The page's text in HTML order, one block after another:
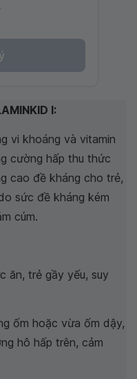
I:
vi khoáng và vitamin
cường hấp thu thức
cao đề kháng cho trẻ,
sức đề kháng kém
cúm.
ăn, trẻ gầy yếu, suy
ốm hoặc vừa ốm dậy,
hô hấp trên, cảm